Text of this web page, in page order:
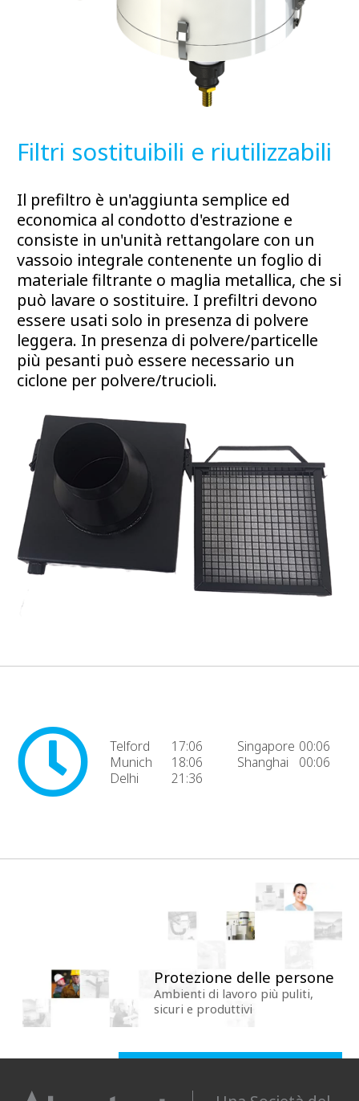
Filtri sostituibili e riutilizzabili
Il prefiltro è un'aggiunta semplice ed
economica al condotto d'estrazione e
consiste in un'unità rettangolare con un
vassoio integrale contenente un foglio di
materiale filtrante o maglia metallica, che si
può lavare o sostituire. I prefiltri devono
essere usati solo in presenza di polvere
leggera. In presenza di polvere/particelle
più pesanti può essere necessario un
ciclone per polvere/trucioli.
Telford
17:06
Munich
18:06
Delhi
21:36
Singapore 00:06
Shanghai
00:06
Protezione delle persone
Ambienti di lavoro più puliti,
sicuri e produttivi